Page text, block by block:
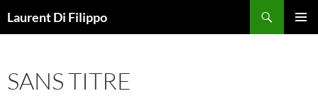
auLaurent Di Filippo
SANS TITRE